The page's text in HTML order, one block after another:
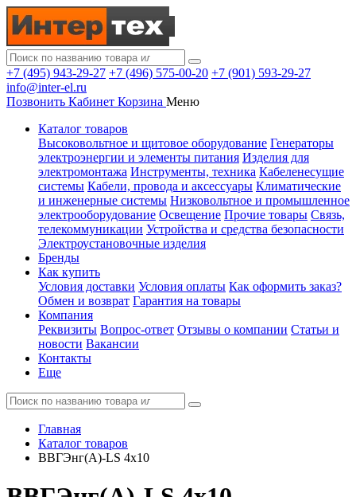
+7 (495) 943-29-27 +7 (496) 575-00-20 +7 (901) 593-29-27
info@inter-el.ru
Позвонить Кабинет Корзина Меню
Каталог товаров
Высоковольтное и щитовое оборудование Генераторы
электроэнергии и элементы питания Изделия для
электромонтажа Инструменты, техника Кабеленесущие
системы Кабели, провода и аксессуары Климатические
и инженерные системы Низковольтное и промышленное
электрооборудование Освещение Прочие товары Связь,
телекоммуникации Устройства и средства безопасности
Электроустановочные изделия
Бренды
Как купить
Условия доставки Условия оплаты Как оформить заказ?
Обмен и возврат Гарантия на товары
Компания
Реквизиты Вопрос-ответ Отзывы о компании Статьи и
новости Вакансии
Контакты
Еще
Главная
Каталог товаров
ВВГЭнг(А)-LS 4x10